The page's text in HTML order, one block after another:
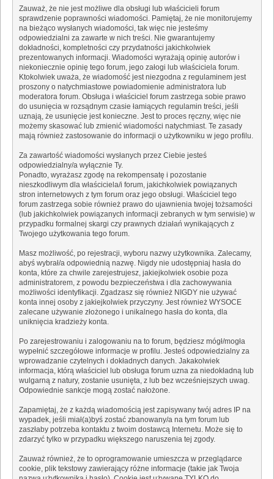
Zauważ, że nie jest możliwe dla obsługi lub właścicieli forum
sprawdzenie poprawności wiadomości. Pamiętaj, że nie monitorujemy
na bieżąco wysłanych wiadomości, tak więc nie jesteśmy
odpowiedzialni za zawarte w nich treści. Nie gwarantujemy
dokładności, kompletności czy przydatności jakichkolwiek
prezentowanych informacji. Wiadomości wyrażają opinię autorów i
niekoniecznie opinię tego forum, jego załogi lub właściciela forum.
Ktokolwiek uważa, że wiadomość jest niezgodna z regulaminem jest
proszony o natychmiastowe powiadomienie administratora lub
moderatora forum. Obsługa i właściciel forum zastrzega sobie prawo
do usunięcia w rozsądnym czasie łamiących regulamin treści, jeśli
uznają, że usunięcie jest konieczne. Jest to proces ręczny, więc nie
możemy skasować lub zmienić wiadomości natychmiast. Te zasady
mają również zastosowanie do informacji o użytkowniku w jego profilu.
Za zawartość wiadomości wysłanych przez Ciebie jesteś
odpowiedzialny/a wyłącznie Ty.
Ponadto, wyrażasz zgodę na rekompensatę i pozostanie
nieszkodliwym dla właściciela/i forum, jakichkolwiek powiązanych
stron internetowych z tym forum oraz jego obsługi. Właściciel tego
forum zastrzega sobie również prawo do ujawnienia twojej tożsamości
(lub jakichkolwiek powiązanych informacji zebranych w tym serwisie) w
przypadku formalnej skargi czy prawnych działań wynikających z
Twojego użytkowania tego forum.
Masz możliwość, po rejestracji, wyboru nazwy użytkownika. Zalecamy,
abyś wybrał/a odpowiednią nazwę. Nigdy nie udostępniaj hasła do
konta, które za chwile zarejestrujesz, jakiejkolwiek osobie poza
administratorem, z powodu bezpieczeństwa i dla zachowywania
możliwości identyfikacji. Zgadzasz się również NIGDY nie używać
konta innej osoby z jakiejkolwiek przyczyny. Jest również WYSOCE
zalecane używanie złożonego i unikalnego hasła do konta, dla
uniknięcia kradzieży konta.
Po zarejestrowaniu i zalogowaniu na to forum, będziesz mógł/mogła
wypełnić szczegółowe informacje w profilu. Jesteś odpowiedzialny za
wprowadzanie czytelnych i dokładnych danych. Jakakolwiek
informacja, którą właściciel lub obsługa forum uzna za niedokładną lub
wulgarną z natury, zostanie usunięta, z lub bez wcześniejszych uwag.
Odpowiednie sankcje mogą zostać nałożone.
Zapamiętaj, że z każdą wiadomością jest zapisywany twój adres IP na
wypadek, jeśli miał(a)byś zostać zbanowany/a na tym forum lub
zaszłaby potrzeba kontaktu z twoim dostawcą Internetu. Może się to
zdarzyć tylko w przypadku większego naruszenia tej zgody.
Zauważ również, że to oprogramowanie umieszcza w przeglądarce
cookie, plik tekstowy zawierający różne informacje (takie jak Twoja